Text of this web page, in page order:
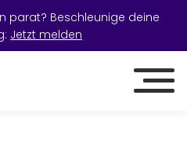
parat? Beschleunige deine
Jetzt melden